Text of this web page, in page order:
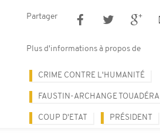
Partager
Plus d'informations à propos de
CRIME CONTRE L'HUMANITÉ
FAUSTIN-ARCHANGE TOUADÉRA
COUP D'ETAT PRÉSIDENT